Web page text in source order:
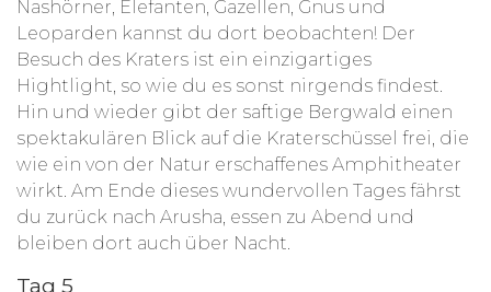
Nashörner, Elefanten, Gazellen, Gnus und
Leoparden kannst du dort beobachten! Der
Besuch des Kraters ist ein einzigartiges
Hightlight, so wie du es sonst nirgends findest.
Hin und wieder gibt der saftige Bergwald einen
spektakulären Blick auf die Kraterschüssel frei, die
wie ein von der Natur erschaffenes Amphitheater
wirkt. Am Ende dieses wundervollen Tages fährst
du zurück nach Arusha, essen zu Abend und
bleiben dort auch über Nacht.
Tag 5